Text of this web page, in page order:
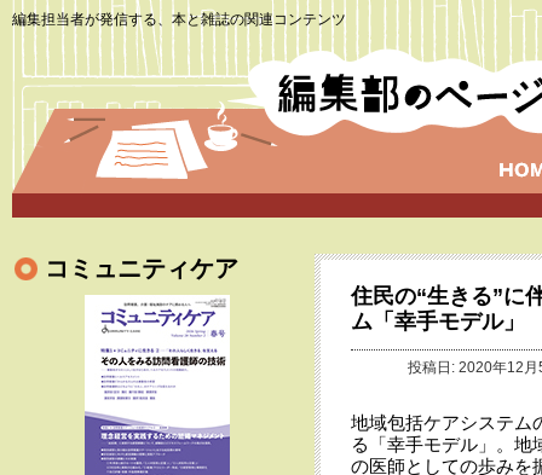
編集担当者が発信する、本と雑誌の関連コンテンツ
住民の“生きる”に
ム「幸手モデル」
投稿日: 2020年12
地域包括ケアシステム
る「幸手モデル」。地
の医師としての歩みを
コミュニティケア